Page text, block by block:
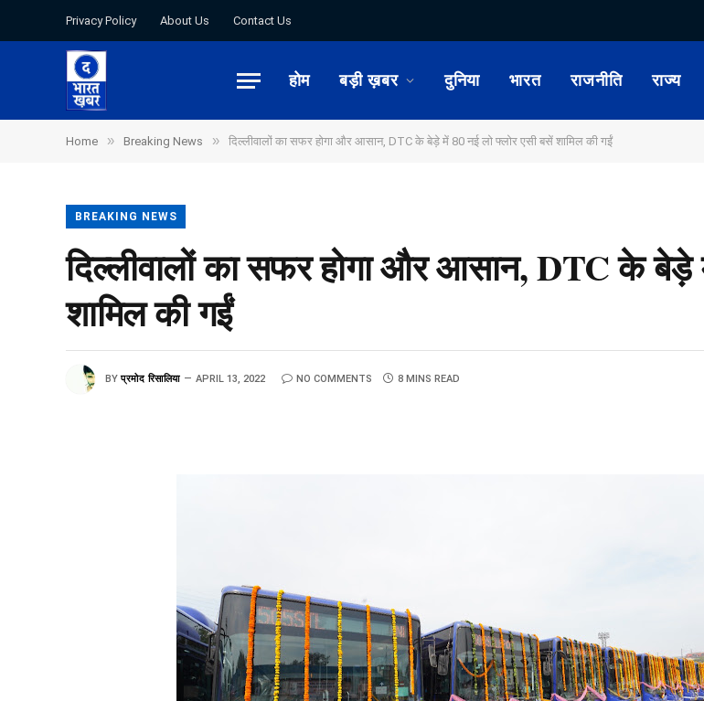
Privacy Policy About Us Contact Us
होम बड़ी ख़बर दुनिया भारत राजनीति राज्य
Home » Breaking News » दिल्लीवालों का सफर होगा और आसान, DTC के बेड़े में 80 नई लो फ्लोर एसी बसें शामिल की गईं
BREAKING NEWS
दिल्लीवालों का सफर होगा और आसान, DTC के बेड़े
शामिल की गईं
BY प्रमोद रिसालिया APRIL 13, 2022 NO COMMENTS 8 MINS READ